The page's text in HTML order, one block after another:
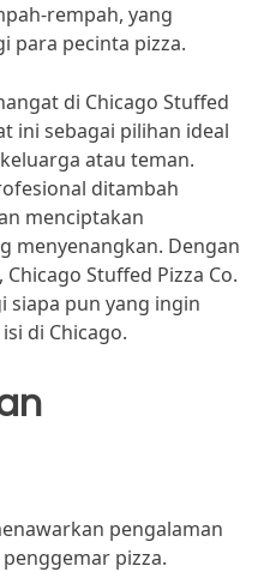
rempah, yang
para pecinta pizza.
di Chicago Stuffed
ini sebagai pilihan ideal
atau teman.
ditambah
menciptakan
menyenangkan. Dengan
Stuffed Pizza Co.
siapa pun yang ingin
di Chicago.
pengalaman
pizza.